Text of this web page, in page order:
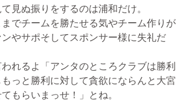
見ぬ振りをするのは浦和だけ。
でチームを勝たせる気やチーム作りが
やサポそしてスポンサー様に失礼だ
れるよ「アンタのところクラブは勝利
っと勝利に対して貪欲にならんと大宮
もらいまっせ！」とね。